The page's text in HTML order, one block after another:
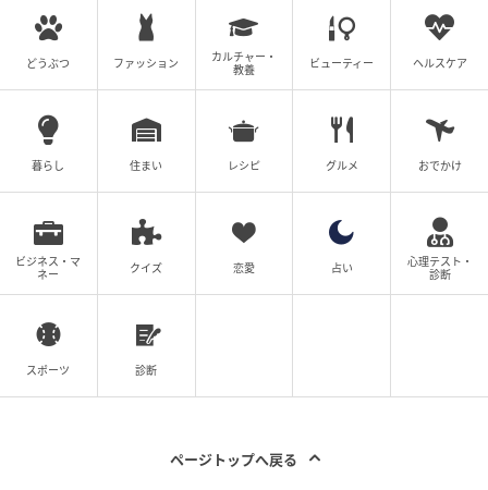
いるということもあり、話が弾みました。これから仲
良くできそうだと期待をしていた私。しかし、駅に着
くと、そのお母さんは驚きの発言をしたのです。
「ちょっとお願いがあるんですけど、一服してくるの
で、子ども見ててくれます？」
私が呆気にとられている間に、お母さんは喫煙所に行
ってしまいました。私は、娘とそのお母さんのお子さ
んと待ちぼうけ……。
しばらくして、そのお母さんは一服して戻ってきまし
そしてバス停に着き、幼稚園まで歩いているときのこ
どうぶつ ファッション
カルチャー・
教養
ビューティー ヘルスケア
暮らし 住まい レシピ グルメ おでかけ
ビジネス・マ
ネー
クイズ 恋愛 占い
心理テスト・
診断
スポーツ 診断
ページトップへ戻る